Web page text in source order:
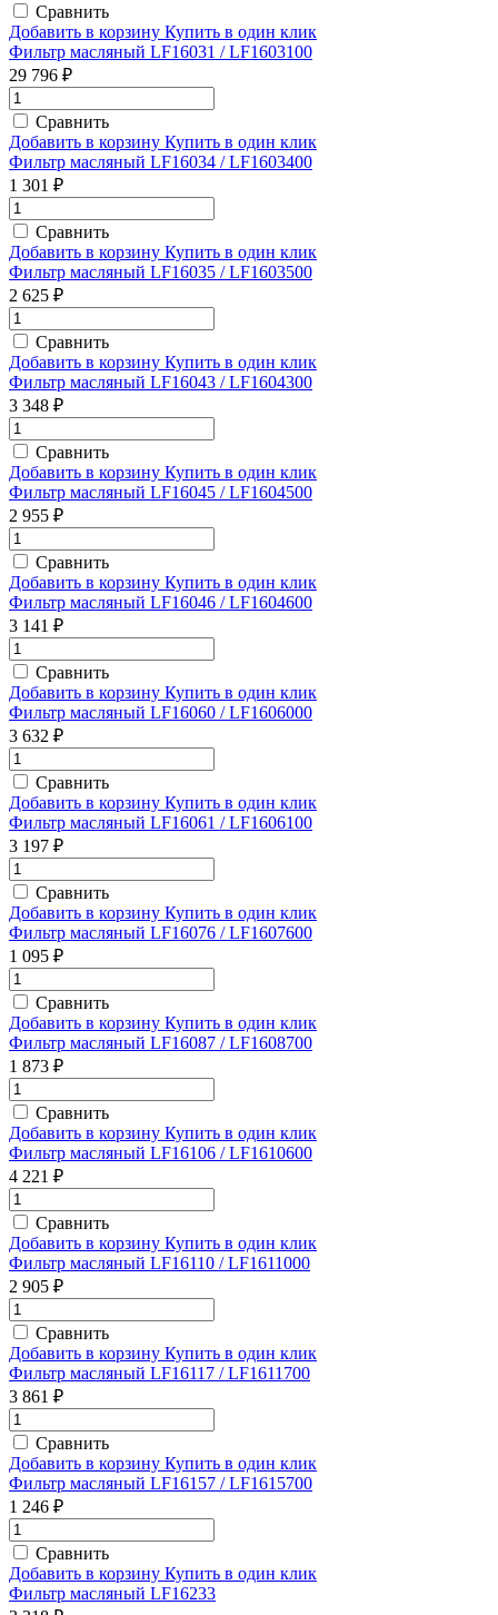
Сравнить
Добавить в корзину Купить в один клик
Фильтр масляный LF16031 / LF1603100
29 796 ₽
Сравнить
Добавить в корзину Купить в один клик
Фильтр масляный LF16034 / LF1603400
1 301 ₽
Сравнить
Добавить в корзину Купить в один клик
Фильтр масляный LF16035 / LF1603500
2 625 ₽
Сравнить
Добавить в корзину Купить в один клик
Фильтр масляный LF16043 / LF1604300
3 348 ₽
Сравнить
Добавить в корзину Купить в один клик
Фильтр масляный LF16045 / LF1604500
2 955 ₽
Сравнить
Добавить в корзину Купить в один клик
Фильтр масляный LF16046 / LF1604600
3 141 ₽
Сравнить
Добавить в корзину Купить в один клик
Фильтр масляный LF16060 / LF1606000
3 632 ₽
Сравнить
Добавить в корзину Купить в один клик
Фильтр масляный LF16061 / LF1606100
3 197 ₽
Сравнить
Добавить в корзину Купить в один клик
Фильтр масляный LF16076 / LF1607600
1 095 ₽
Сравнить
Добавить в корзину Купить в один клик
Фильтр масляный LF16087 / LF1608700
1 873 ₽
Сравнить
Добавить в корзину Купить в один клик
Фильтр масляный LF16106 / LF1610600
4 221 ₽
Сравнить
Добавить в корзину Купить в один клик
Фильтр масляный LF16110 / LF1611000
2 905 ₽
Сравнить
Добавить в корзину Купить в один клик
Фильтр масляный LF16117 / LF1611700
3 861 ₽
Сравнить
Добавить в корзину Купить в один клик
Фильтр масляный LF16157 / LF1615700
1 246 ₽
Сравнить
Добавить в корзину Купить в один клик
Фильтр масляный LF16233